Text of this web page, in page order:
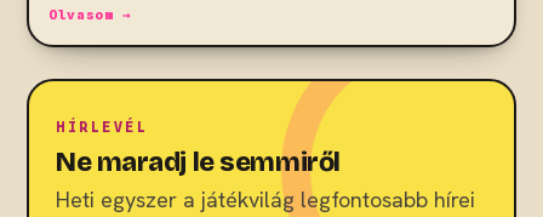
Olvasom →
HÍRLEVÉL
Ne maradj le semmiről
Heti egyszer a játékvilág legfontosabb hírei